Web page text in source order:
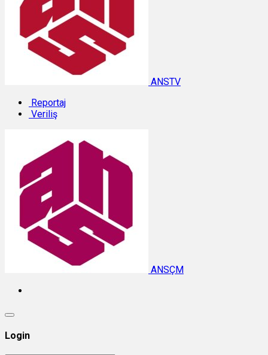
ANSTV
Reportaj
Veriliş
ANSÇM
Login